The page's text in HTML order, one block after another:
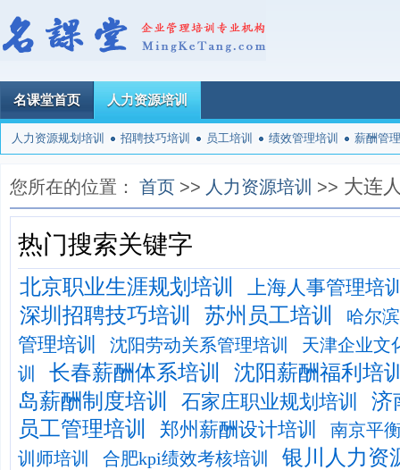
名课堂首页 人力资源培训
人力资源规划培训 招聘技巧培训 员工培训 绩效管理培训 薪酬管
您所在的位置： 首页 >> 人力资源培训 >> 大连
热门搜索关键字
北京职业生涯规划培训 上海人事管理培
深圳招聘技巧培训 苏州员工培训 哈尔
管理培训 沈阳劳动关系管理培训
天津企业文
训
长春薪酬体系培训
沈阳薪酬福利培
岛薪酬制度培训
石家庄职业规划培训
济
员工管理培训
郑州薪酬设计培训
南京平
训师培训
合肥kpi绩效考核培训 银川人力资